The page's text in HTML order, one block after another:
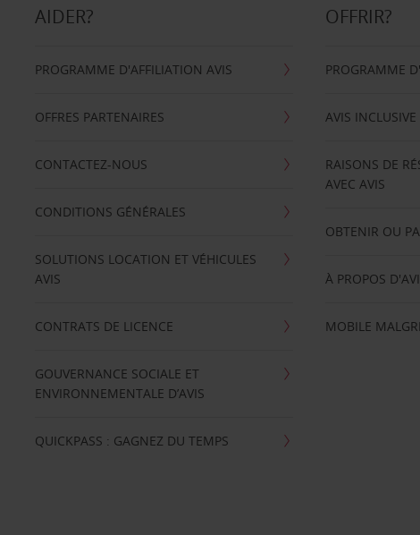
AIDER?
PROGRAMME D'AFFILIATION AVIS
OFFRES PARTENAIRES
CONTACTEZ-NOUS
CONDITIONS GÉNÉRALES
SOLUTIONS LOCATION ET VÉHICULES
AVIS
CONTRATS DE LICENCE
GOUVERNANCE SOCIALE ET
ENVIRONNEMENTALE D’AVIS
QUICKPASS : GAGNEZ DU TEMPS
OFFRIR?
PROGRAMME
AVIS INCLUSIVE
RAISONS DE
AVEC AVIS
OBTENIR OU
À PROPOS
MOBILE